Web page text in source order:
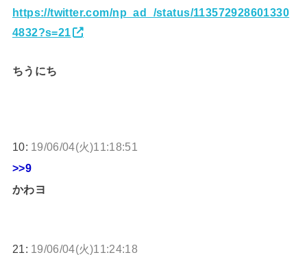
https://twitter.com/np_ad_/status/113572928601330
4832?s=21
ちうにち
10: 19/06/04(火)11:18:51
>>9
かわヨ
21: 19/06/04(火)11:24:18